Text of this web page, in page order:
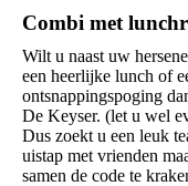
Combi met
Wilt u naast uw
een heerlijke lunch of
ontsnappingspoging
De Keyser. (let u wel
Dus zoekt u een leuk
uistap met vrienden
samen de code te